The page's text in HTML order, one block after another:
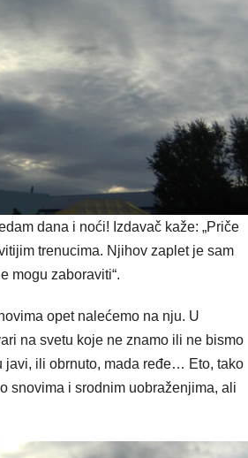
dana i noći! Izdavač kaže: „Priče
trenucima. Njihov zaplet je sam
mogu zaboraviti“.
opet nalećemo na nju. U
na svetu koje ne znamo ili ne bismo
javi, ili obrnuto, mada ređe… Eto, tako
snovi­ma i srodnim uobraženjima, ali